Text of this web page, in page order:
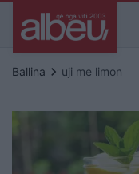
Ballina keyboard_arrow_right uji me limon